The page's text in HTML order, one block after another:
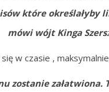
które określałyby
mówi wójt Kinga Szers
w czasie ,
zostanie